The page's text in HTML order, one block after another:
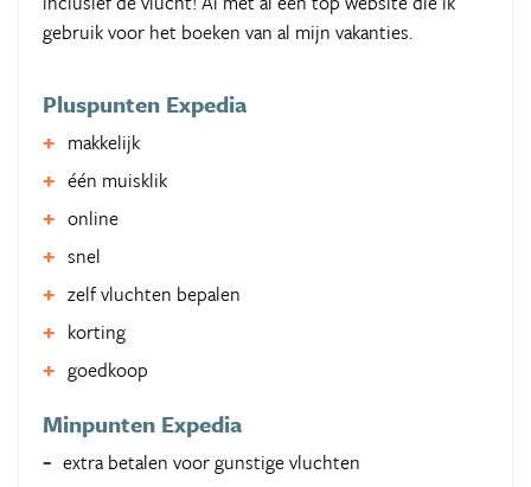
gebruik voor het boeken van al mijn vakanties.
Pluspunten Expedia
makkelijk
één muisklik
online
snel
zelf vluchten bepalen
korting
goedkoop
Minpunten Expedia
extra betalen voor gunstige vluchten